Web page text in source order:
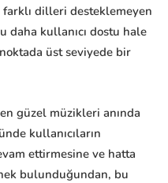
dilleri desteklemeyen
daha kullanıcı dostu hale
üst seviyede bir
güzel müzikleri anında
kullanıcıların
ettirmesine ve hatta
bulunduğundan, bu